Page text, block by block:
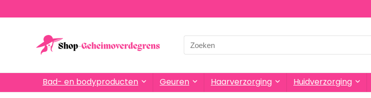
Search
for:
Bad- en bodyproducten Geuren Haarverzorging Huidverzorging